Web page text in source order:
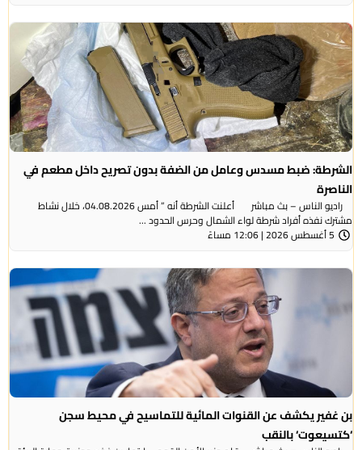
الشرطة: ضبط مسدس وعامل من الضفة بدون تصريح داخل مطعم في
الناصرة
راديو الناس – بث مباشر أعلنت الشرطة أنه ” أمس 04.08.2026، خلال نشاط
مشترك نفذه أفراد شرطة لواء الشمال وحرس الحدود ...
5 أغسطس 2026 | 12:06 مساءً
بن غفير يكشف عن القنوات المائية للتماسيح في محيط سجن
‘كتسيعوت‘ بالنقب